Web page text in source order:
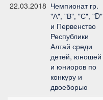
22.03.2018 Чемпионат гр.
"А", "В", "С", "D"
и Первенство
Республики
Алтай среди
детей, юношей
и юниоров по
конкуру и
двоеборью